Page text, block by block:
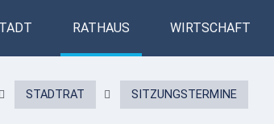
RATHAUS WIRTSCHAFT
STADTRAT SITZUNGSTERMINE